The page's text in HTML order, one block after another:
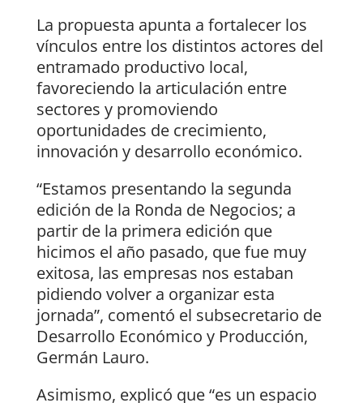
La propuesta apunta a fortalecer los
vínculos entre los distintos actores del
entramado productivo local,
favoreciendo la articulación entre
sectores y promoviendo
oportunidades de crecimiento,
innovación y desarrollo económico.
“Estamos presentando la segunda
edición de la Ronda de Negocios; a
partir de la primera edición que
hicimos el año pasado, que fue muy
exitosa, las empresas nos estaban
pidiendo volver a organizar esta
jornada”, comentó el subsecretario de
Desarrollo Económico y Producción,
Germán Lauro.
Asimismo, explicó que “es un espacio